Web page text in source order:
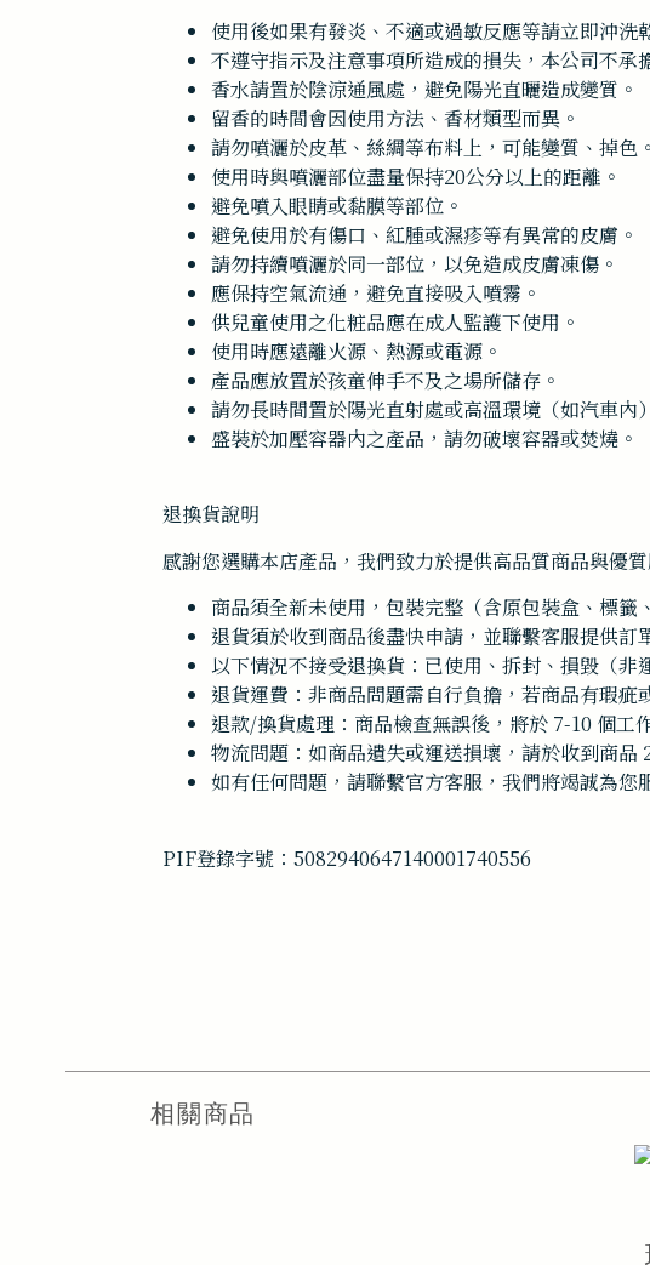
使用後如果有發炎、不適或過敏反應等請立即沖洗
不遵守指示及注意事項所造成的損失，本公司不承
香水請置於陰涼通風處，避免陽光直曬造成變質。
留香的時間會因使用方法、香材類型而異。
請勿噴灑於皮革、絲綢等布料上，可能變質、掉色。
使用時與噴灑部位盡量保持20公分以上的距離。
避免噴入眼睛或黏膜等部位。
避免使用於有傷口、紅腫或濕疹等有異常的皮膚。
請勿持續噴灑於同一部位，以免造成皮膚凍傷。
應保持空氣流通，避免直接吸入噴霧。
供兒童使用之化粧品應在成人監護下使用。
使用時應遠離火源、熱源或電源。
產品應放置於孩童伸手不及之場所儲存。
請勿長時間置於陽光直射處或高溫環境（如汽車內
盛裝於加壓容器內之產品，請勿破壞容器或焚燒。
退換貨說明
感謝您選購本店產品，我們致力於提供高品質商品與優
商品須全新未使用，包裝完整（含原包裝盒、標籤
退貨須於收到商品後盡快申請，並聯繫客服提供訂
以下情況不接受退換貨：已使用、拆封、損毀（非
退貨運費：非商品問題需自行負擔，若商品有瑕疵
退款/換貨處理：商品檢查無誤後，將於 7-10 個工
物流問題：如商品遺失或運送損壞，請於收到商品
如有任何問題，請聯繫官方客服，我們將竭誠為您
PIF登錄字號：5082940647140001740556
相關商品